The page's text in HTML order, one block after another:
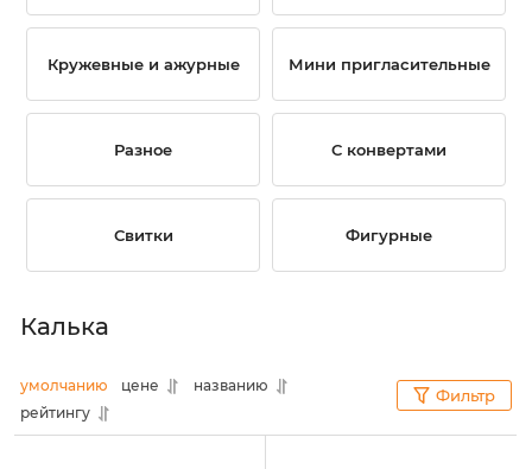
Кружевные и ажурные Мини пригласительные
Разное С конвертами
Свитки Фигурные
Калька
умолчанию цене
названию
рейтингу
Фильтр